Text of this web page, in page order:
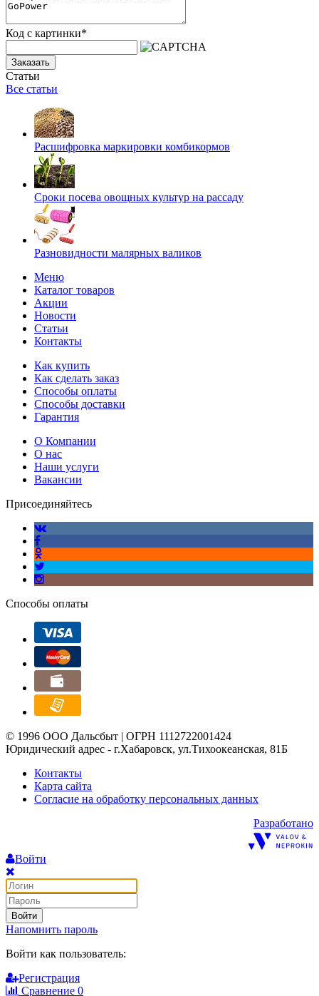
Код с картинки*
Заказать
Статьи
Все статьи
Расшифровка маркировки комбикормов
Сроки посева овощных культур на рассаду
Разновидности малярных валиков
Меню
Каталог товаров
Акции
Новости
Статьи
Контакты
Как купить
Как сделать заказ
Способы оплаты
Способы доставки
Гарантия
О Компании
О нас
Наши услуги
Вакансии
Присоединяйтесь
Способы оплаты
© 1996 ООО Дальсбыт | ОГРН 1112722001424
Юридический адрес - г.Хабаровск, ул.Тихоокеанская, 81Б
Контакты
Карта сайта
Согласие на обработку персональных данных
Разработано
Войти
Войти
Напомнить пароль
Войти как пользователь:
Регистрация
Сравнение 0